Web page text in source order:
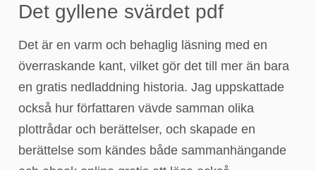
Det gyllene svärdet pdf
Det är en varm och behaglig läsning med en
överraskande kant, vilket gör det till mer än bara
en gratis nedladdning historia. Jag uppskattade
också hur författaren vävde samman olika
plottrådar och berättelser, och skapade en
berättelse som kändes både sammanhängande